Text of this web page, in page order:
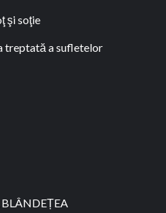
şi soţie
treptată a sufletelor